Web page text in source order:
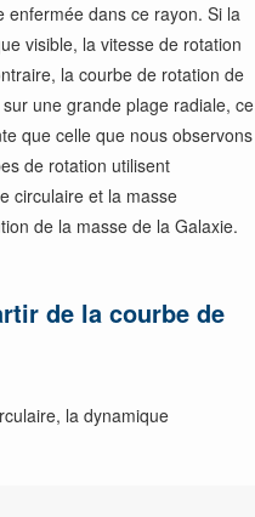
enfermée dans ce rayon. Si la
visible, la vitesse de rotation
la courbe de rotation de
une grande plage radiale, ce
que celle que nous observons
de rotation utilisent
circulaire et la masse
de la masse de la Galaxie.
de la courbe de
la dynamique